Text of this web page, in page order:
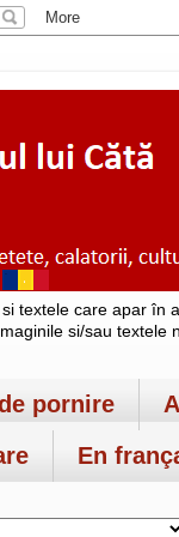
textele care apar în
si/sau textele
pornire
En